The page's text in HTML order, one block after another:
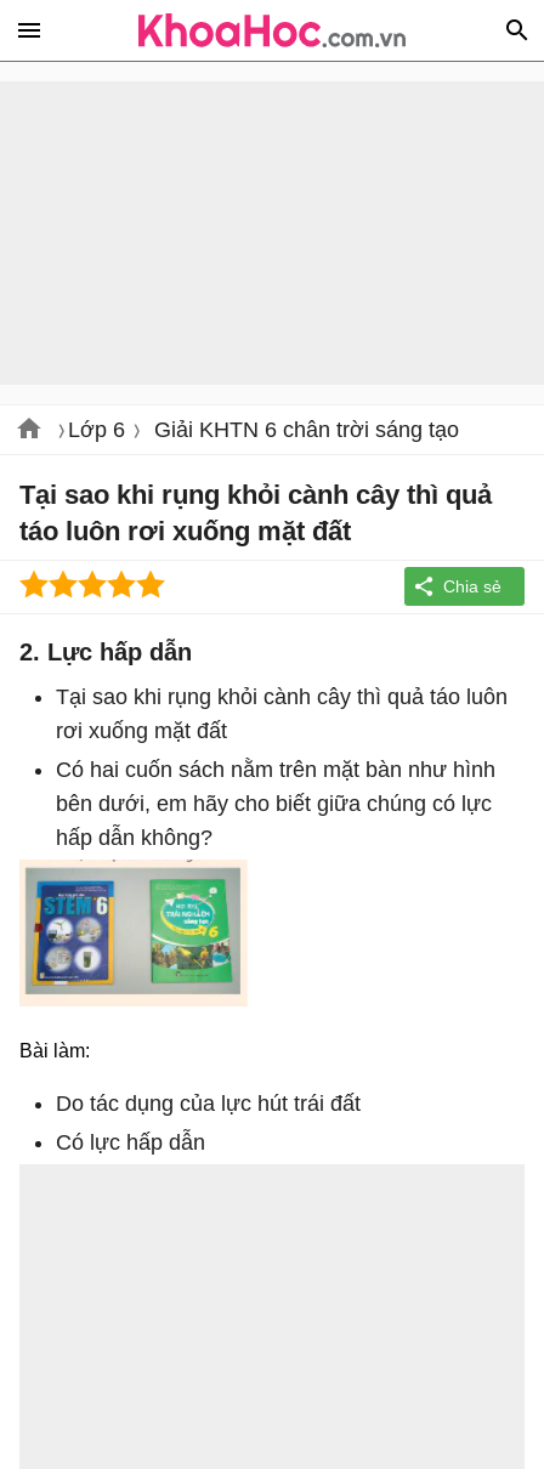
Lớp 6 Giải KHTN 6 chân trời sáng tạo
Tại sao khi rụng khỏi cành cây thì quả
táo luôn rơi xuống mặt đất
2. Lực hấp dẫn
Tại sao khi rụng khỏi cành cây thì quả táo luôn
rơi xuống mặt đất
Có hai cuốn sách nằm trên mặt bàn như hình
bên dưới, em hãy cho biết giữa chúng có lực
hấp dẫn không?
Bài làm:
Do tác dụng của lực hút trái đất
Có lực hấp dẫn